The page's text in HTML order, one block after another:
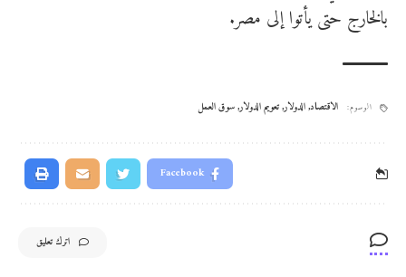
بالخارج حتى يأتوا إلى مصر.
الوسوم: الاقتصاد,الدولار,تعويم الدولار,سوق العمل
Facebook
اترك تعليق